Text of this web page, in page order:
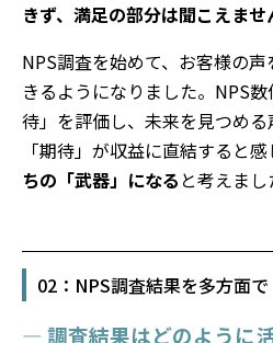
きず、満足の部分は聞こえませ
NPS調査を始めて、お客様の
きるようになりました。NPS
待」を評価し、未来を見つめ
「期待」が収益に直結すると感
ちの「武器」になる と考えまし
02：NPS調査結果を多方面で
— 調査結果はどのように